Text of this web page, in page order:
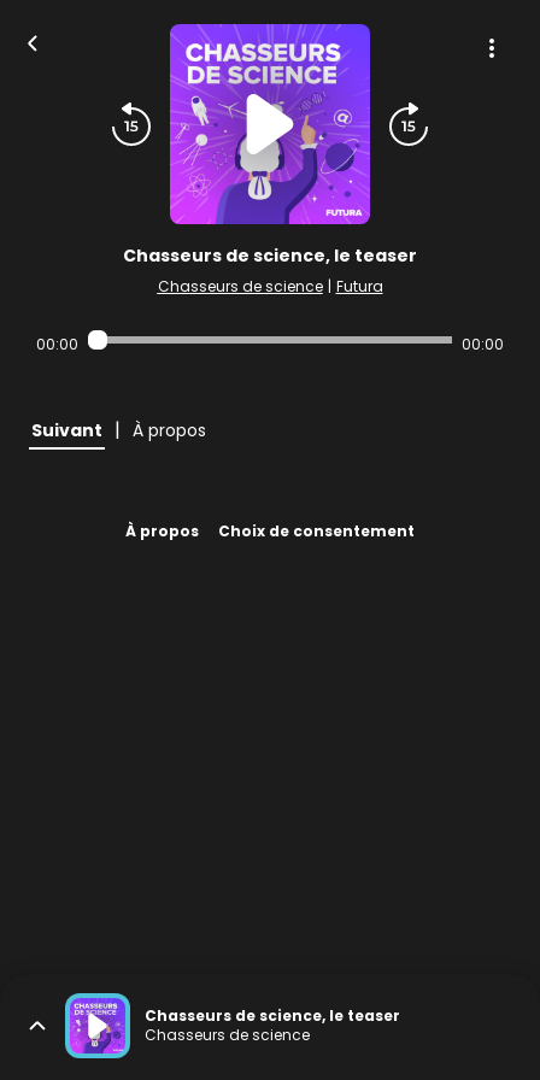
Chasseurs de science, le teaser
Chasseurs de science | Futura
00:00 00:00
Suivant | À propos
À propos Choix de consentement
Chasseurs de science, le teaser
Chasseurs de science